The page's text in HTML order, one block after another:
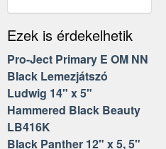
Ezek is érdekelhetik
Pro-Ject Primary E OM NN
Black Lemezjátszó
Ludwig 14" x 5"
Hammered Black Beauty
LB416K
Black Panther 12" x 5, 5"